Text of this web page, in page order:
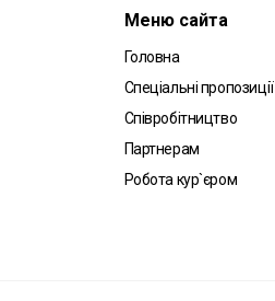
Меню сайта
Головна
Спеціальні пропозиції
Співробітництво
Партнерам
Робота кур`єром